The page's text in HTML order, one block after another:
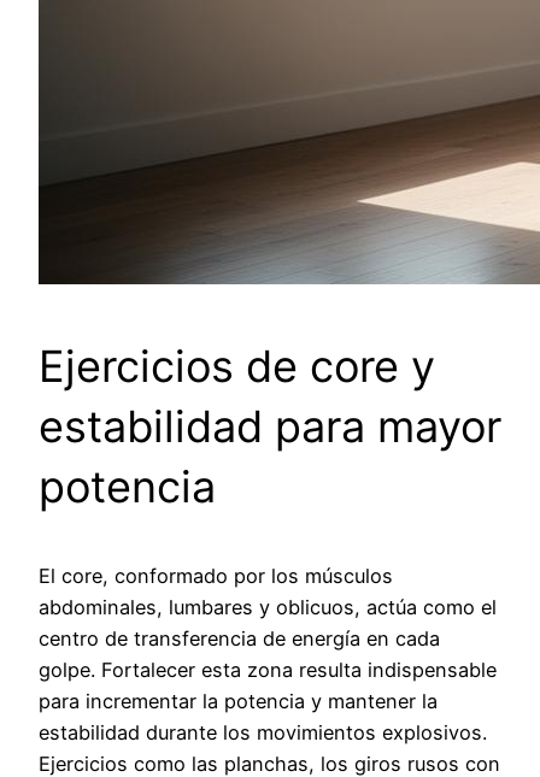
Ejercicios de core y
estabilidad para mayor
potencia
El core, conformado por los músculos
abdominales, lumbares y oblicuos, actúa como el
centro de transferencia de energía en cada
golpe. Fortalecer esta zona resulta indispensable
para incrementar la potencia y mantener la
estabilidad durante los movimientos explosivos.
Ejercicios como las planchas, los giros rusos con